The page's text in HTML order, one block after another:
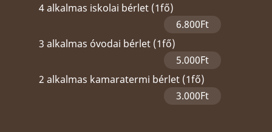
4 alkalmas iskolai bérlet (1fő)
6.800Ft
3 alkalmas óvodai bérlet (1fő)
5.000Ft
2 alkalmas kamaratermi bérlet (1fő)
3.000Ft